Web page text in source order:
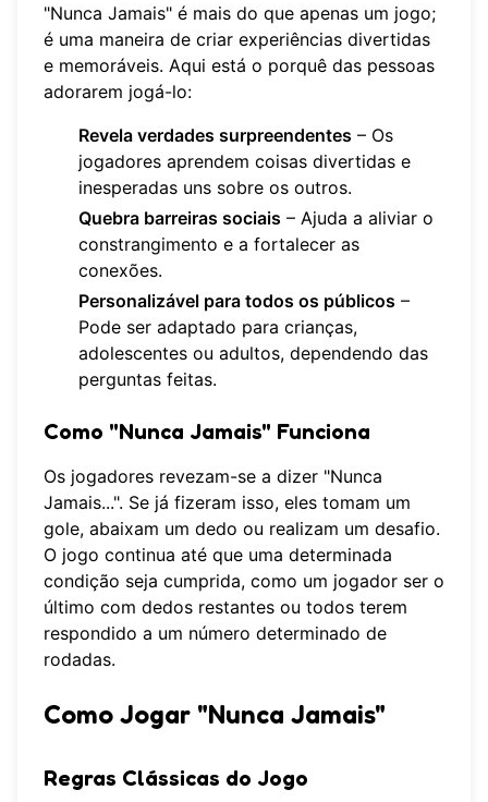
"Nunca Jamais" é mais do que apenas um jogo;
é uma maneira de criar experiências divertidas
e memoráveis. Aqui está o porquê das pessoas
adorarem jogá-lo:
Revela verdades surpreendentes – Os
jogadores aprendem coisas divertidas e
inesperadas uns sobre os outros.
Quebra barreiras sociais – Ajuda a aliviar o
constrangimento e a fortalecer as
conexões.
Personalizável para todos os públicos –
Pode ser adaptado para crianças,
adolescentes ou adultos, dependendo das
perguntas feitas.
Como "Nunca Jamais" Funciona
Os jogadores revezam-se a dizer "Nunca
Jamais...". Se já fizeram isso, eles tomam um
gole, abaixam um dedo ou realizam um desafio.
O jogo continua até que uma determinada
condição seja cumprida, como um jogador ser o
último com dedos restantes ou todos terem
respondido a um número determinado de
rodadas.
Como Jogar "Nunca Jamais"
Regras Clássicas do Jogo